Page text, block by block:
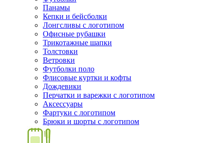
Панамы
Кепки и бейсболки
Лонгсливы с логотипом
Офисные рубашки
Трикотажные шапки
Толстовки
Ветровки
Футболки поло
Флисовые куртки и кофты
Дождевики
Перчатки и варежки с логотипом
Аксессуары
Фартуки с логотипом
Брюки и шорты с логотипом